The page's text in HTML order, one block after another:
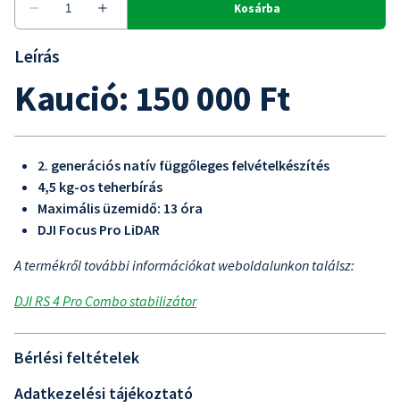
Leírás
Kaució: 150 000 Ft
2. generációs natív függőleges felvételkészítés
4,5 kg-os teherbírás
Maximális üzemidő: 13 óra
DJI Focus Pro LiDAR
A termékről további információkat weboldalunkon találsz:
DJI RS 4 Pro Combo stabilizátor
Bérlési feltételek
Adatkezelési tájékoztató